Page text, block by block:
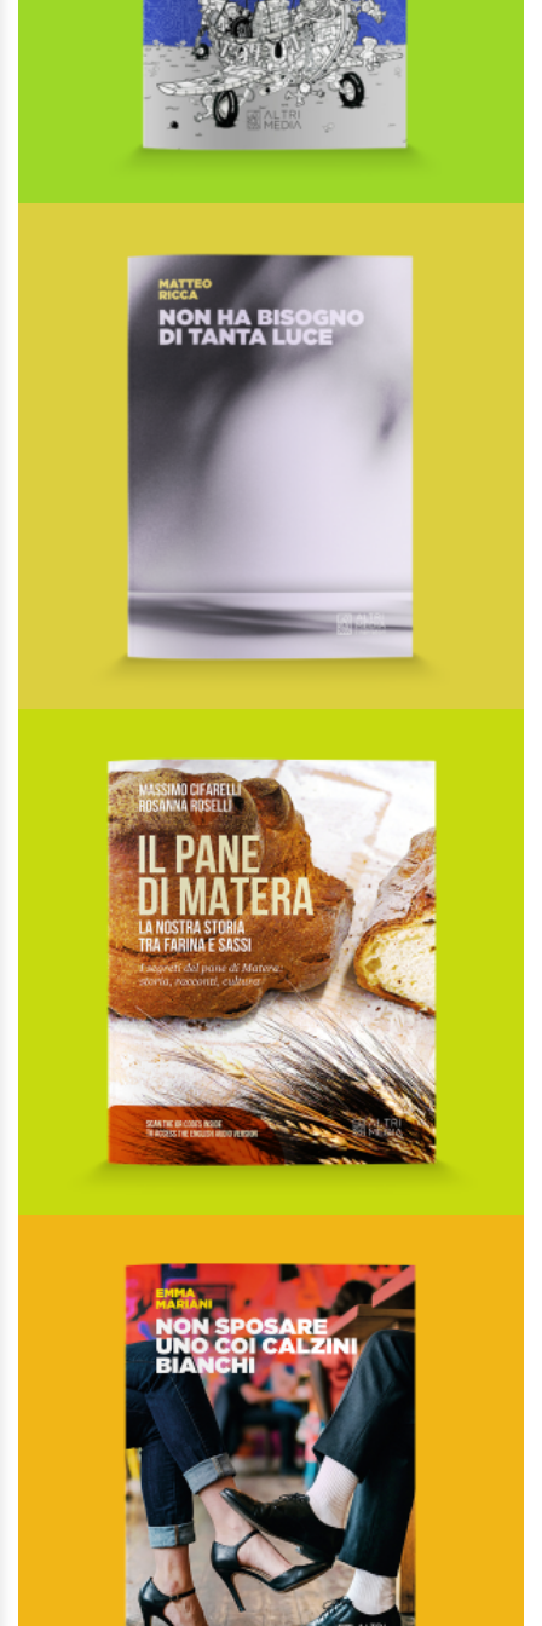
Di Andrea Canepari,
Andrea Moro,
Guido Bosticco,
AGGIUNGI ALLA LISTA DEI DESIDERI
Non ha bisogno di tanta luce
DiMatteo Ricca
€18,00
I Narratori
AGGIUNGI AL CARRELLO
AGGIUNGI ALLA LISTA DEI DESIDERI
Il pane di Matera
DiMassimo Cifarelli,
DiRosanna Roselli
€25,00
Guide e territorio
AGGIUNGI AL CARRELLO
AGGIUNGI ALLA LISTA DEI DESIDERI